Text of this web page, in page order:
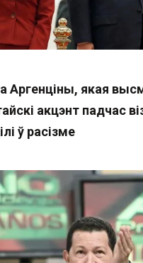
Аргенціны, якая
акцэнт падчас
ў расізме